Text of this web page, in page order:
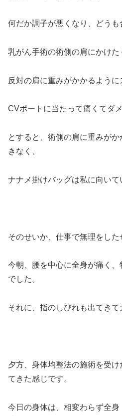
何だか調子が悪くなり、どうも
乳がん手術の術側の肩にかけた
反対の肩に重みがかかるよう
CVポートに当たって痛くてダ
とすると、術側の肩に重みが
きなく、
ナナメ掛けバッグは私に向いて
そのせいか、仕事で無理をした
今朝、腰を中心に全身が痛く
でした。
それに、指のしびれも出てきて
夕方、身体均整法の施術を受
てきた感じです。
今日の身体は、相変わらず全